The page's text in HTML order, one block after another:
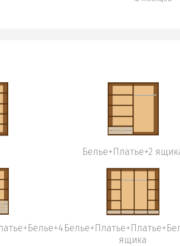
Белье+Платье+2
ящика